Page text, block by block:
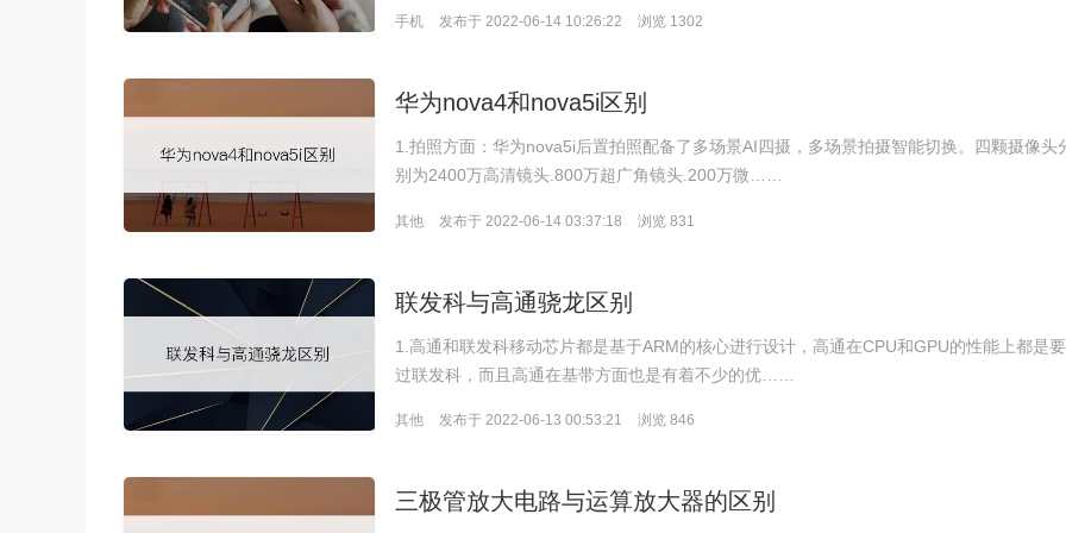
手机 发布于 2022-06-14 10:26:22 浏览 1302
华为nova4和nova5i区别
1.拍照方面：华为nova5i后置拍照配备了多场景AI四摄，多场景拍摄智能切换。四颗摄像头
别为2400万高清镜头.800万超广角镜头.200万微……
其他 发布于 2022-06-14 03:37:18 浏览 831
联发科与高通骁龙区别
1.高通和联发科移动芯片都是基于ARM的核心进行设计，高通在CPU和GPU的性能上都是
过联发科，而且高通在基带方面也是有着不少的优……
其他 发布于 2022-06-13 00:53:21 浏览 846
三极管放大电路与运算放大器的区别